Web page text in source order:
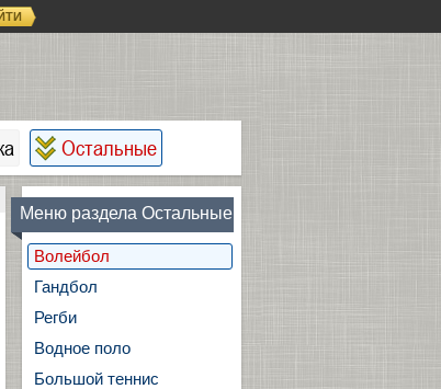
Остальные
Меню раздела Остальные
Волейбол
Гандбол
Регби
Водное поло
Большой теннис